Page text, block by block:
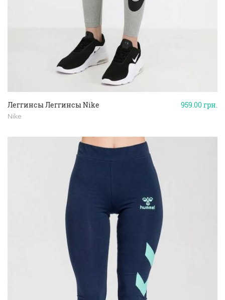
959.00грн.
Леггинсы Леггинсы Nike
Nike